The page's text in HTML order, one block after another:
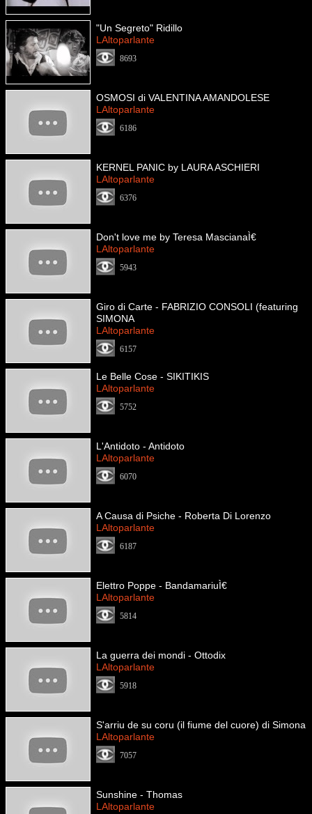
"Un Segreto" Ridillo
LAltoparlante
8693
OSMOSI di VALENTINA AMANDOLESE
LAltoparlante
6186
KERNEL PANIC by LAURA ASCHIERI
LAltoparlante
6376
Don't love me by Teresa MascianaÌ€
LAltoparlante
5943
Giro di Carte - FABRIZIO CONSOLI (featuring
SIMONA
LAltoparlante
6157
Le Belle Cose - SIKITIKIS
LAltoparlante
5752
L'Antidoto - Antidoto
LAltoparlante
6070
A Causa di Psiche - Roberta Di Lorenzo
LAltoparlante
6187
Elettro Poppe - BandamariuÌ€
LAltoparlante
5814
La guerra dei mondi - Ottodix
LAltoparlante
5918
S'arriu de su coru (il fiume del cuore) di Simona
LAltoparlante
7057
Sunshine - Thomas
LAltoparlante